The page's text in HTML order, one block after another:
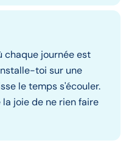
chaque journée est
toi sur une
le temps s'écouler.
joie de ne rien faire